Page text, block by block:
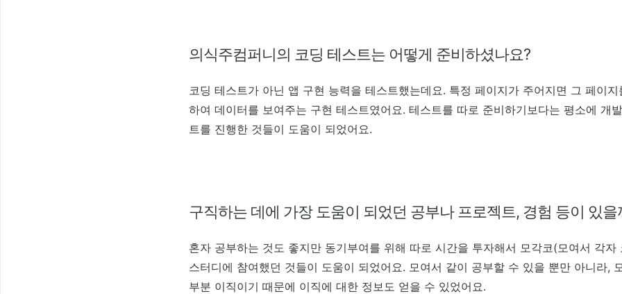
의식주컴퍼니의 코딩 테스트는 어떻게 준비하셨나요?
코딩 테스트가 아닌 앱 구현 능력을 테스트했는데요. 특정 페이지가 주어지면 그 페이
하여 데이터를 보여주는 구현 테스트였어요. 테스트를 따로 준비하기보다는 평소에 개
트를 진행한 것들이 도움이 되었어요.
구직하는 데에 가장 도움이 되었던 공부나 프로젝트, 경험 등이 있을
혼자 공부하는 것도 좋지만 동기부여를 위해 따로 시간을 투자해서 모각코(모여서 각자
스터디에 참여했던 것들이 도움이 되었어요. 모여서 같이 공부할 수 있을 뿐만 아니라,
부분 이직이기 때문에 이직에 대한 정보도 얻을 수 있었어요.